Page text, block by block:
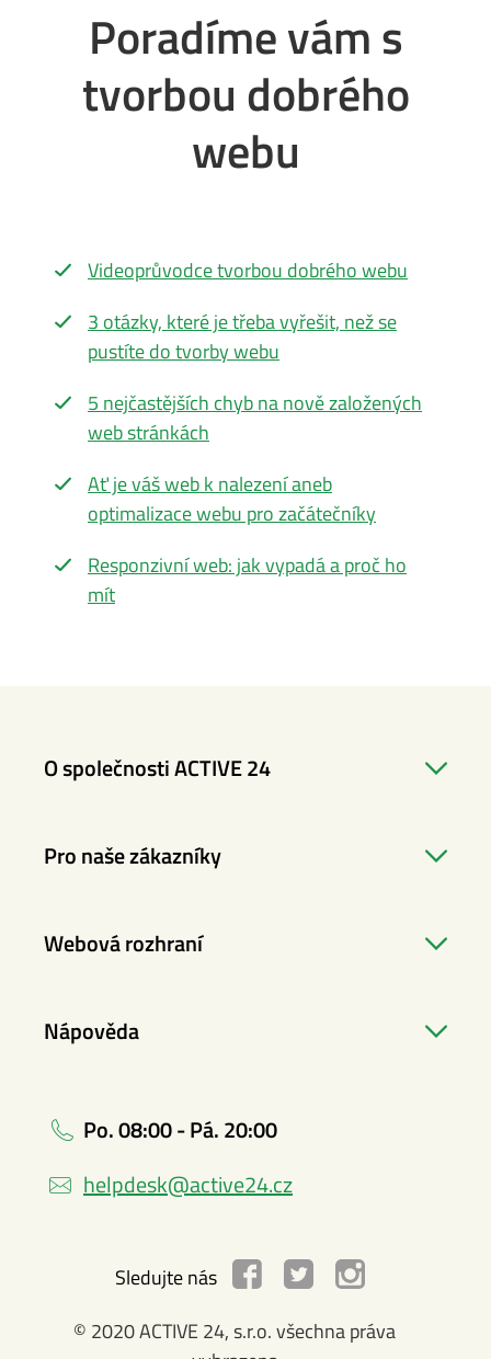
Poradíme vám s
tvorbou dobrého
webu
Videoprůvodce tvorbou dobrého webu
3 otázky, které je třeba vyřešit, než se
pustíte do tvorby webu
5 nejčastějších chyb na nově založených
web stránkách
Ať je váš web k nalezení aneb
optimalizace webu pro začátečníky
Responzivní web: jak vypadá a proč ho
mít
O společnosti ACTIVE 24
Pro naše zákazníky
Webová rozhraní
Nápověda
Po. 08:00 - Pá. 20:00
helpdesk@active24.cz
Sledujte nás
© 2020 ACTIVE 24, s.r.o. všechna práva